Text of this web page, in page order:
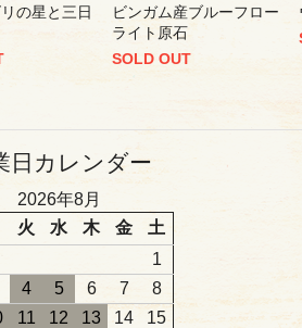
の星と三日
ビンガム産ブルーフロー
ライト原石
SOLD OUT
日カレンダー
2026年8月
火 水 木 金
土
1
4 5 6 7
8
11 12 13 14
15